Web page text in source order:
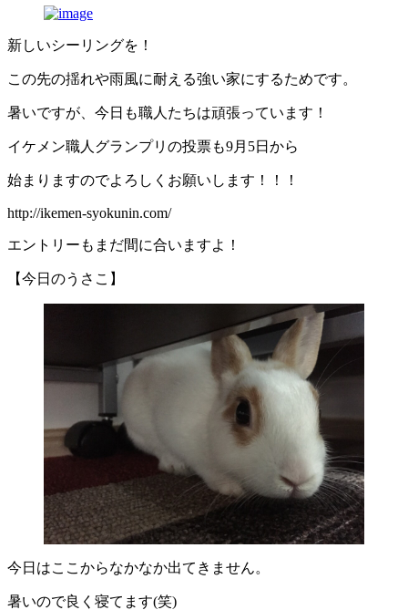
新しいシーリングを！
この先の揺れや雨風に耐える強い家にするためです。
暑いですが、今日も職人たちは頑張っています！
イケメン職人グランプリの投票も9月5日から
始まりますのでよろしくお願いします！！！
http://ikemen-syokunin.com/
エントリーもまだ間に合いますよ！
【今日のうさこ】
今日はここからなかなか出てきません。
暑いので良く寝てます(笑)